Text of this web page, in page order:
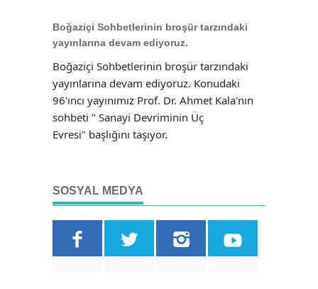
Boğaziçi Sohbetlerinin broşür tarzındaki
yayınlarına devam ediyoruz.
Boğaziçi Sohbetlerinin broşür tarzındaki
yayınlarına devam ediyoruz. Konudaki
96'ıncı yayınımız Prof. Dr. Ahmet Kala'nın
sohbeti " Sanayi Devriminin Üç
Evresi" başlığını taşıyor.
SOSYAL MEDYA